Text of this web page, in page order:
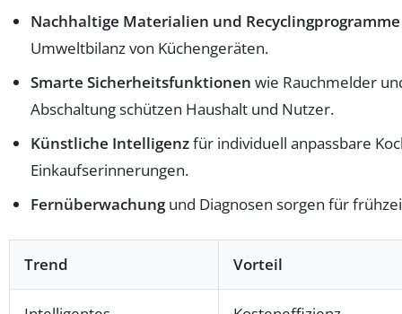
Nachhaltige Materialien und Recyclingprogramme
Umweltbilanz von Küchengeräten.
Smarte Sicherheitsfunktionen wie Rauchmelder
Abschaltung schützen Haushalt und Nutzer.
Künstliche Intelligenzfür individuell anpassbare
Einkaufserinnerungen.
Fernüberwachungund Diagnosen sorgen für
Trend Vorteil